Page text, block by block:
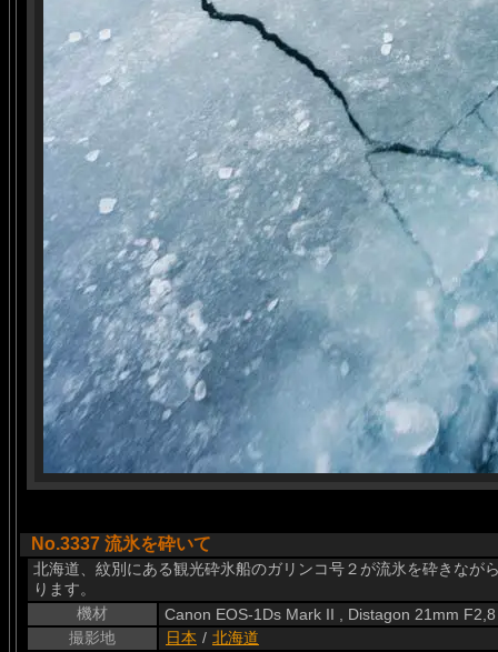
No.3337 流氷を砕いて
北海道、紋別にある観光砕氷船のガリンコ号２が流氷を砕きなが
ります。
機材
Canon EOS-1Ds Mark II , Distagon 21mm F2,8
撮影地
日本 / 北海道